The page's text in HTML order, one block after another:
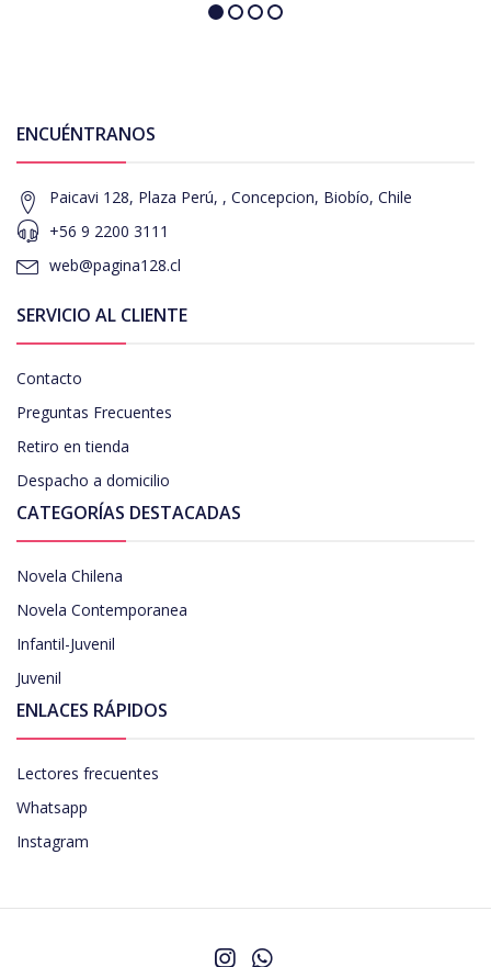
ENCUÉNTRANOS
Paicavi 128, Plaza Perú, , Concepcion, Biobío, Chile
+56 9 2200 3111
web@pagina128.cl
SERVICIO AL CLIENTE
Contacto
Preguntas Frecuentes
Retiro en tienda
Despacho a domicilio
CATEGORÍAS DESTACADAS
Novela Chilena
Novela Contemporanea
Infantil-Juvenil
Juvenil
ENLACES RÁPIDOS
Lectores frecuentes
Whatsapp
Instagram